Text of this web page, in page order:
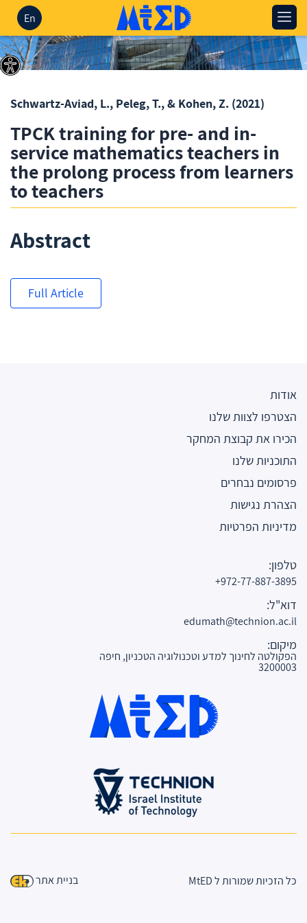
En
Schwartz-Aviad, L., Peleg, T., & Kohen, Z. (2021)
TPCK training for pre- and in-
service mathematics teachers in
the prolong process from learners
to teachers
Abstract
Full Article
אודות
הצטרפו לצוות שלנו
הכירו את קבוצת המחקר
התוכניות שלנו
פרסומים נבחרים
הצהרת נגישות
מדיניות הפרטיות
טלפון:
972-77-887-3895+
דוא"ל:
edumath@technion.ac.il
מיקום:
הפקולטה לחינוך למדע וטכנולוגיה הטכניון, חיפה
3200003
כל הזכיות שמורות ל MtED בניית אתר